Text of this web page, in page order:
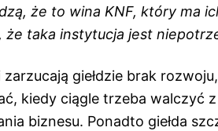
że to wina KNF, który ma
że taka instytucja jest
zarzucają giełdzie brak
kiedy ciągle trzeba walczyć
biznesu. Ponadto giełda